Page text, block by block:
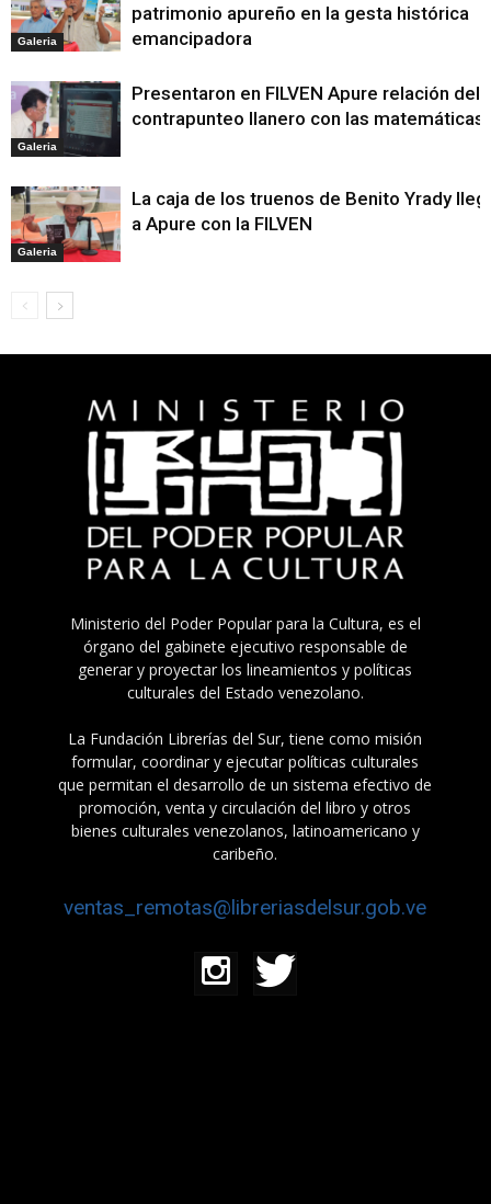
Galeria
patrimonio apureño en la gesta histórica
emancipadora
Galeria
Presentaron en FILVEN Apure relación del
contrapunteo llanero con las matemáticas
Galeria
La caja de los truenos de Benito Yrady
a Apure con la FILVEN
Ministerio del Poder Popular para la Cultura, es el
órgano del gabinete ejecutivo responsable de
generar y proyectar los lineamientos y políticas
culturales del Estado venezolano.
La Fundación Librerías del Sur, tiene como misión
formular, coordinar y ejecutar políticas culturales
que permitan el desarrollo de un sistema efectivo de
promoción, venta y circulación del libro y otros
bienes culturales venezolanos, latinoamericano y
caribeño.
ventas_remotas@libreriasdelsur.gob.ve